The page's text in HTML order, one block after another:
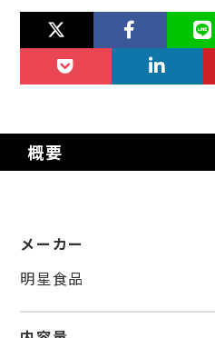
概要
メーカー
明星食品